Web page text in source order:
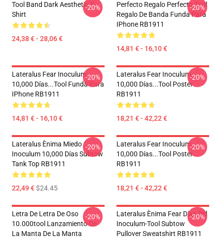
Tool Band Dark Aesthetic T-
Shirt
24,38 € - 28,06 €
-20%
Perfecto Regalo Perfecto Tool
Regalo De Banda Funda Para
IPhone RB1911
14,81 € - 16,10 €
-20%
Lateralus Fear Inoculum
10,000 Días...tool Funda Para
IPhone RB1911
14,81 € - 16,10 €
-20%
Lateralus Fear Inoculum
10,000 Días...tool Poster
RB1911
18,21 € - 42,22 €
-20%
Lateralus Ènima Miedo
Inoculum 10,000 Días Subtow
Tank Top RB1911
22,49 €$24.45
-20%
Lateralus Fear Inoculum
10,000 Días...tool Poster
RB1911
18,21 € - 42,22 €
-20%
Letra De Letra De Oso
10.000tool Lanzamiento De
La Manta De La Manta
-20%
Lateralus Ènima Fear Días Del
Inoculum-Tool Subtow
Pullover Sweatshirt RB1911
-20%